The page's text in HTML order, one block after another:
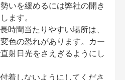
いを緩めるには弊社の開き
ます。
時間当たりやすい場所は、
色の恐れがあります。カー
射日光をさえぎるようにし
着しないようにしてくださ